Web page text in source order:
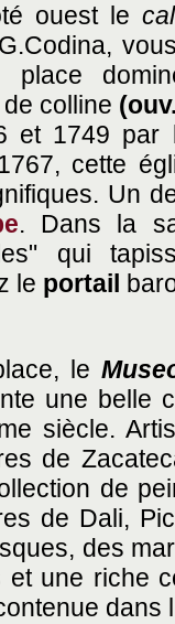
ouest le
place
colline
et 1749
cette
Un
. Dans la
qui
le portail
le
une belle
siècle.
de
de
de Dali,
des
et une riche
dans